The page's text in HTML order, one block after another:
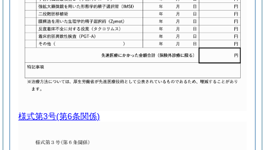
様式第3号(第6条関係)